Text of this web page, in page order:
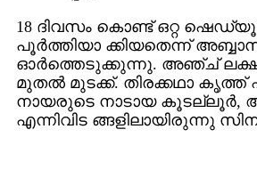
18 ദിവസം കൊണ്ട് ഒറ്റ
പൂര്‍ത്തിയാ ക്കിയതെന്ന്
ഓര്‍ത്തെടുക്കുന്നു. അഞ്ച്
മുതല്‍ മുടക്ക്. തിരക്കഥാ കൃത്ത്
നായരുടെ നാടായ കൂടല്ലൂര്‍,
എന്നിവിട ങ്ങളിലായിരുന്നു